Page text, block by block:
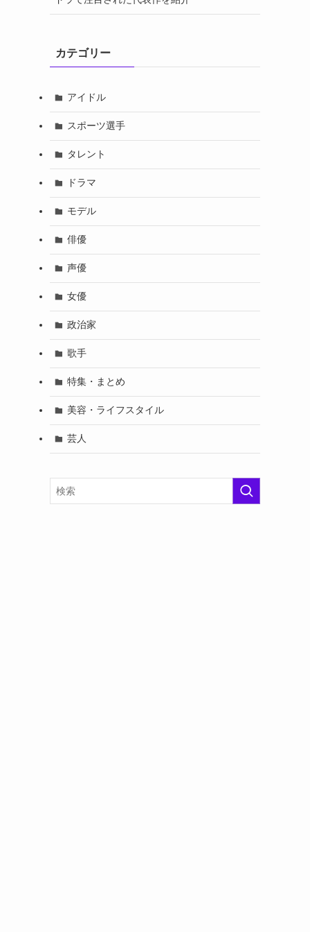
カテゴリー
アイドル
スポーツ選手
タレント
ドラマ
モデル
俳優
声優
女優
政治家
歌手
特集・まとめ
美容・ライフスタイル
芸人